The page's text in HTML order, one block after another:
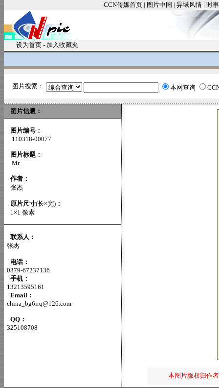
CCN传媒首页 | 图片中国 | 异域风情 | 时
设为首页 - 加入收藏夹
图片搜索： 本网查询
图片信息：
图片编号：
110318-00077
图片标题：
Mr.
作者：
张杰
原片尺寸(长×宽) ：
1×1 像素
联系人：
张杰
电话：
0379-67237136
手机：
13213595161
Email：
china_bg6irq@126.com
QQ：
325108708
本图片版权归作